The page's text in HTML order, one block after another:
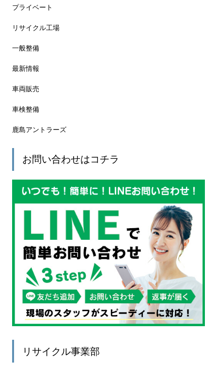
プライベート
リサイクル工場
一般整備
最新情報
車両販売
車検整備
鹿島アントラーズ
お問い合わせはコチラ
リサイクル事業部